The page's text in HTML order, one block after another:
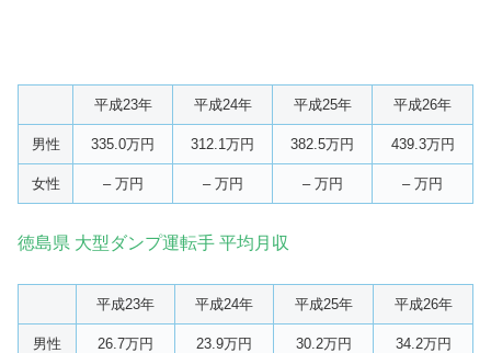
平成23年 平成24年 平成25年 平成26年
男性 335.0万円 312.1万円 382.5万円 439.3万円
女性 – 万円 – 万円 – 万円 – 万円
徳島県 大型ダンプ運転手 平均月収
平成23年 平成24年 平成25年 平成26年
男性 26.7万円 23.9万円 30.2万円 34.2万円